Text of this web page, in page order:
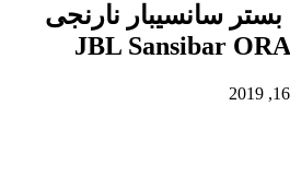
سانسیبار نارنجی